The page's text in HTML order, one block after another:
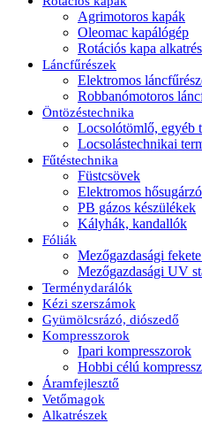
Agrimotoros kapák
Oleomac kapálógép
Rotációs kapa
Láncfűrészek
Elektromos
Robbanómotoros
Öntözéstechnika
Locsolótömlő, egyéb
Locsolástechnikai
Fűtéstechnika
Füstcsövek
Elektromos
PB gázos készülékek
Kályhák, kandallók
Fóliák
Mezőgazdasági
Mezőgazdasági UV
Terménydarálók
Kézi szerszámok
Gyümölcsrázó, diószedő
Kompresszorok
Ipari kompresszorok
Hobbi célú
Áramfejlesztő
Vetőmagok
Alkatrészek